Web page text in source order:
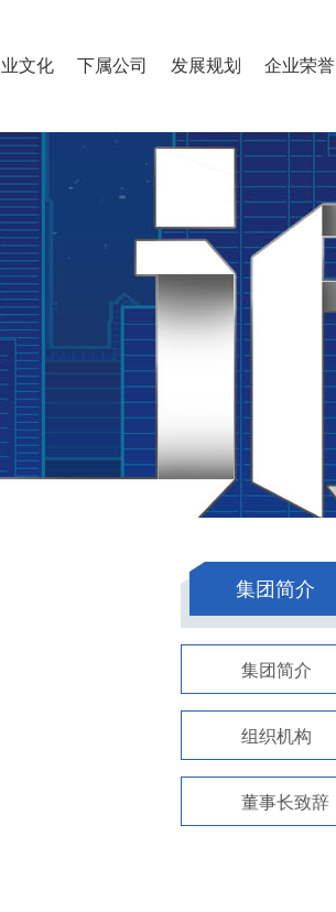
文化 下属公司 发展规划 企业荣誉
集团简介
集团简介
组织机构
董事长致辞